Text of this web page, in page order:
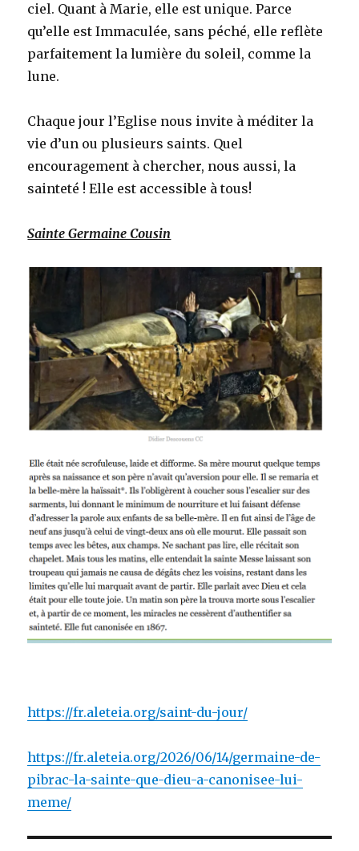
ciel. Quant à Marie, elle est unique. Parce
qu’elle est Immaculée, sans péché, elle reflète
parfaitement la lumière du soleil, comme la
lune.
Chaque jour l’Eglise nous invite à méditer la
vie d’un ou plusieurs saints. Quel
encouragement à chercher, nous aussi, la
sainteté ! Elle est accessible à tous!
Sainte Germaine Cousin
https://fr.aleteia.org/saint-du-jour/
https://fr.aleteia.org/2026/06/14/germaine-de-
pibrac-la-sainte-que-dieu-a-canonisee-lui-
meme/